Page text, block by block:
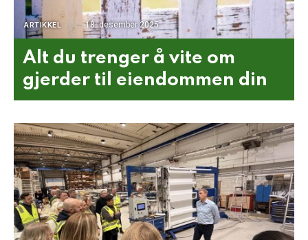
ARTIKKEL 18. desember 2025
Alt du trenger å vite om
gjerder til eiendommen din